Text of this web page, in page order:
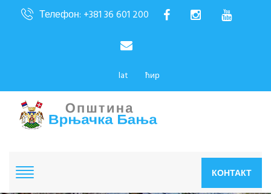
Телефон: +381 36 601 200
lat ћир
КОНТАКТ